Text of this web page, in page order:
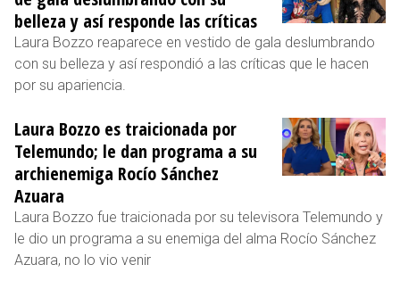
belleza y así responde las críticas
Laura Bozzo reaparece en vestido de gala deslumbrando
con su belleza y así respondió a las críticas que le hacen
por su apariencia.
Laura Bozzo es traicionada por
Telemundo; le dan programa a su
archienemiga Rocío Sánchez
Azuara
Laura Bozzo fue traicionada por su televisora Telemundo y
le dio un programa a su enemiga del alma Rocío Sánchez
Azuara, no lo vio venir